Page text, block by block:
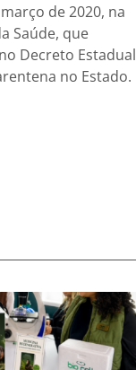
de 2020, na
Saúde, que
Decreto Estadual
no Estado.